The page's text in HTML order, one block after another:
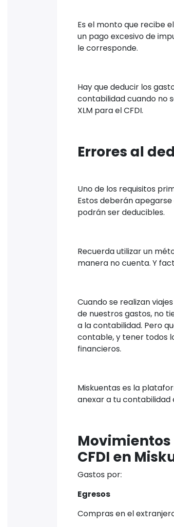
Es el monto que recibe
un pago excesivo de
le corresponde.
Hay que deducir los
contabilidad cuando no
XLM para el CFDI.
Errores al
Uno de los requisitos
Estos deberán
podrán ser deducibles.
Recuerda utilizar un
manera no cuenta. Y
Cuando se realizan
de nuestros gastos, no
a la contabilidad. Pero
contable, y tener todos
financieros.
Miskuentas es la
anexar a tu contabilidad
CFDI en
Gastos por:
Egresos
Compras en el